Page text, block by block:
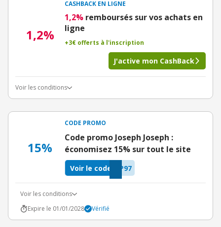
1,2%
CASHBACK EN LIGNE
1,2% remboursés sur vos achats en
ligne
+3€ offerts à l'inscription
J'active mon CashBack
Voir les conditions
15%
CODE PROMO
Code promo Joseph Joseph :
économisez 15% sur tout le site
P97
Voir le code
Voir les conditions
Expire le 01/01/2028
Vérifié